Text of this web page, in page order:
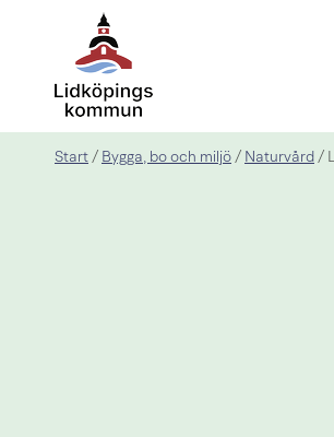
Start / Bygga, bo och miljö / Naturvård /